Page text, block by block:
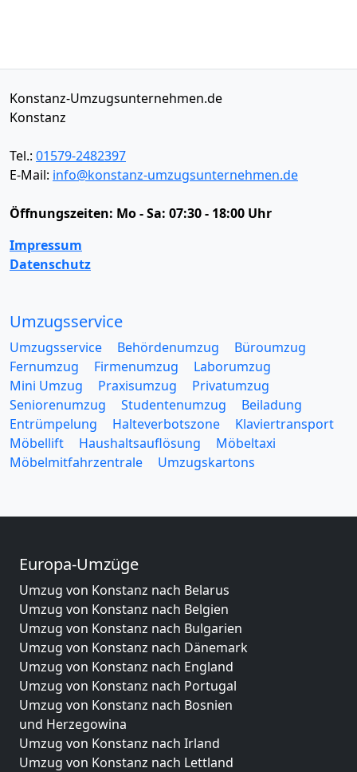
Konstanz-Umzugsunternehmen.de
Konstanz
Tel.: 01579-2482397
E-Mail: info@konstanz-umzugsunternehmen.de
Öffnungszeiten: Mo - Sa: 07:30 - 18:00 Uhr
Impressum
Datenschutz
Umzugsservice
Umzugsservice Behördenumzug
Büroumzug
Fernumzug
Firmenumzug
Laborumzug
Mini Umzug
Praxisumzug
Privatumzug
Seniorenumzug
Studentenumzug
Beiladung
Entrümpelung
Halteverbotszone
Klaviertransport
Möbellift
Haushaltsauflösung
Möbeltaxi
Möbelmitfahrzentrale
Umzugskartons
Europa-Umzüge
Umzug von Konstanz nach Belarus
Umzug von Konstanz nach Belgien
Umzug von Konstanz nach Bulgarien
Umzug von Konstanz nach Dänemark
Umzug von Konstanz nach England
Umzug von Konstanz nach Portugal
Umzug von Konstanz nach Bosnien
und Herzegowina
Umzug von Konstanz nach Irland
Umzug von Konstanz nach Lettland